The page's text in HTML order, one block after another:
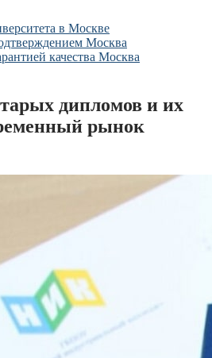
в Москве
Москва
качества Москва
дипломов и их
рынок